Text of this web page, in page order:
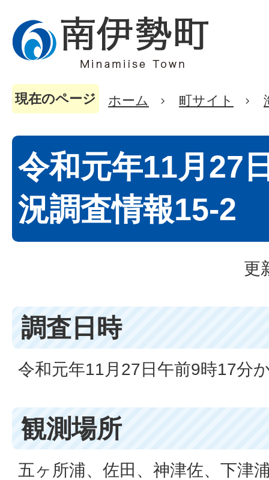
現在のページ ホーム 町サイト
令和元年11月27
況調査情報15-2
更
調査日時
令和元年11月27日午前9時17分
観測場所
五ヶ所浦、佐田、神津佐、下津